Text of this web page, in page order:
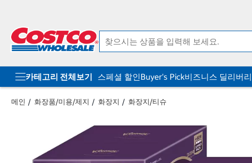
카테고리 전체보기 스페셜 할인Buyer's Pick비즈니스 딜리버리
메인 화장품/미용/제지 화장지 화장지/티슈